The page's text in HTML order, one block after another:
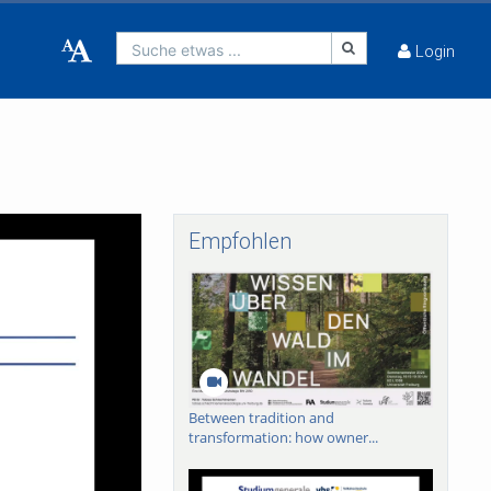
Suche etwas ... Login
Empfohlen
Between tradition and
transformation: how owner...